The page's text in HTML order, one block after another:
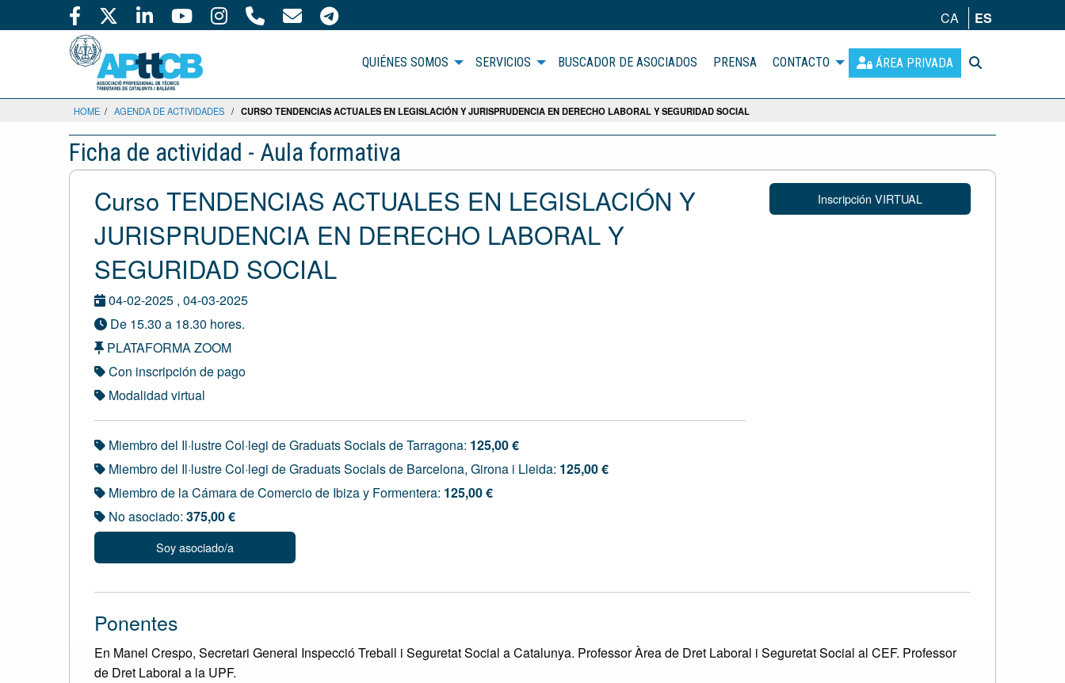
CA ES
QUIÉNES SOMOS SERVICIOS BUSCADOR DE ASOCIADOS PRENSA CONTACTO ÁREA PRIVADA
HOME / AGENDA DE ACTIVIDADES / CURSO TENDENCIAS ACTUALES EN LEGISLACIÓN Y JURISPRUDENCIA EN DERECHO LABORAL Y SEGURIDAD SOCIAL
Ficha de actividad - Aula formativa
Curso TENDENCIAS ACTUALES EN LEGISLACIÓN Y
JURISPRUDENCIA EN DERECHO LABORAL Y
SEGURIDAD SOCIAL
04-02-2025 , 04-03-2025
De 15.30 a 18.30 hores.
PLATAFORMA ZOOM
Con inscripción de pago
Modalidad virtual
Miembro del Il·lustre Col·legi de Graduats Socials de Tarragona: 125,00 €
Miembro del Il·lustre Col·legi de Graduats Socials de Barcelona, Girona i Lleida: 125,00 €
Miembro de la Cámara de Comercio de Ibiza y Formentera: 125,00 €
No asociado: 375,00 €
Soy asociado/a
Inscripción VIRTUAL
Ponentes
En Manel Crespo, Secretari General Inspecció Treball i Seguretat Social a Catalunya. Professor Àrea de Dret Laboral i Seguretat Social al CEF. Professor
de Dret Laboral a la UPF.